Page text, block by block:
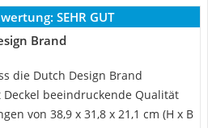
SEHR GUT
Brand
die Dutch Design Brand
beeindruckende Qualität
von 38,9 x 31,8 x 21,1 cm (H x B